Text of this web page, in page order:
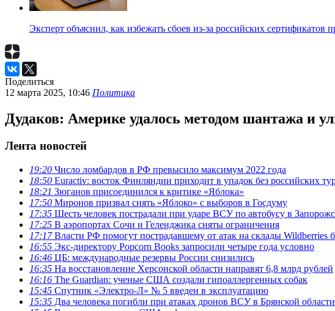
Эксперт объяснил, как избежать сбоев из-за российских сертификатов
Поделиться
12 марта 2025, 10:46 Политика
Дудаков: Америке удалось методом шантажа и
Лента новостей
19:20 Число ломбардов в РФ превысило максимум 2022 года
18:50 Euractiv: восток Финляндии приходит в упадок без российских
18:21 Зюганов присоединился к критике «Яблока»
17:50 Миронов призвал снять «Яблоко» с выборов в Госдуму
17:35 Шесть человек пострадали при ударе ВСУ по автобусу в
17:25 В аэропортах Сочи и Геленджика сняты ограничения
17:17Власти РФ помогут пострадавшему от атак на склады Wildberries
16:55 Экс-директору Popcorn Books запросили четыре года условно
16:46 ЦБ: международные резервы России снизились
16:35 На восстановление Херсонской области направят 6,8 млрд рублей
16:16 The Guardian: ученые США создали гипоаллергенных собак
15:45 Спутник «Электро-Л» № 5 введен в эксплуатацию
15:35 Два человека погибли при атаках дронов ВСУ в Брянской области